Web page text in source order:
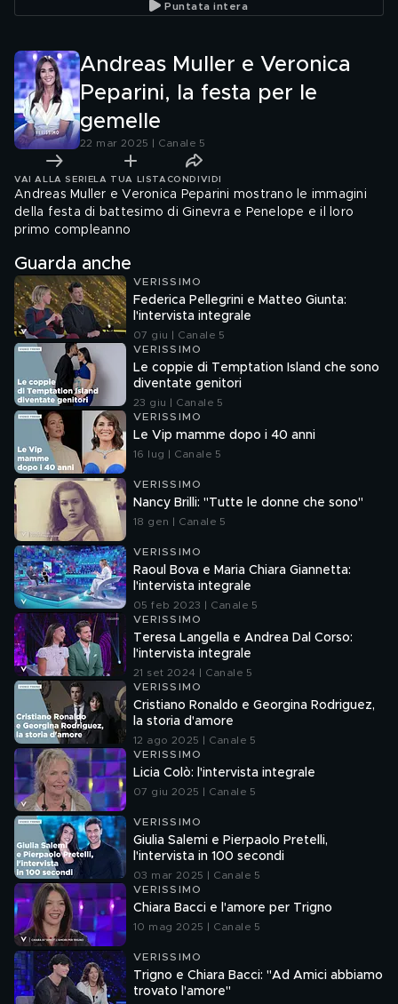
Puntata intera
Andreas Muller e Veronica
Peparini, la festa per le
gemelle
22 mar 2025 | Canale 5
VAI ALLA SERIE LA TUA LISTA CONDIVIDI
Andreas Muller e Veronica Peparini mostrano le immagini
della festa di battesimo di Ginevra e Penelope e il loro
primo compleanno
Guarda anche
VERISSIMO
Federica Pellegrini e Matteo Giunta:
l'intervista integrale
07 giu | Canale 5
VERISSIMO
Le coppie di Temptation Island che sono
diventate genitori
23 giu | Canale 5
VERISSIMO
Le Vip mamme dopo i 40 anni
16 lug | Canale 5
VERISSIMO
Nancy Brilli: "Tutte le donne che sono"
18 gen | Canale 5
VERISSIMO
Raoul Bova e Maria Chiara Giannetta:
l'intervista integrale
05 feb 2023 | Canale 5
VERISSIMO
Teresa Langella e Andrea Dal Corso:
l'intervista integrale
21 set 2024 | Canale 5
VERISSIMO
Cristiano Ronaldo e Georgina Rodriguez,
la storia d'amore
12 ago 2025 | Canale 5
VERISSIMO
Licia Colò: l'intervista integrale
07 giu 2025 | Canale 5
VERISSIMO
Giulia Salemi e Pierpaolo Pretelli,
l'intervista in 100 secondi
03 mar 2025 | Canale 5
VERISSIMO
Chiara Bacci e l'amore per Trigno
10 mag 2025 | Canale 5
VERISSIMO
Trigno e Chiara Bacci: "Ad Amici abbiamo
trovato l'amore"